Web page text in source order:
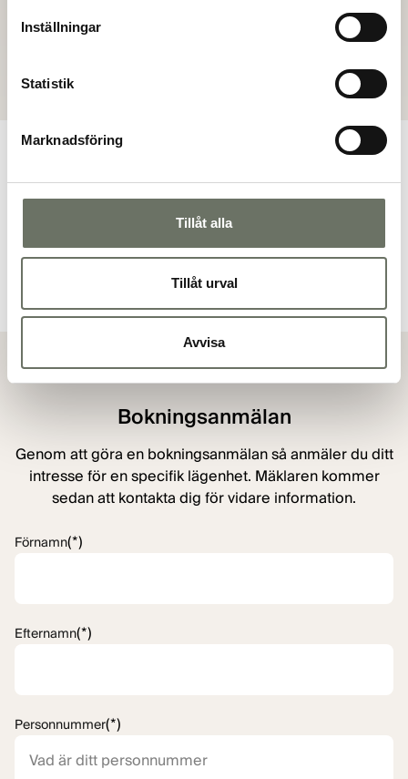
Inställningar
Statistik
Marknadsföring
Tillåt alla
Tillåt urval
Avvisa
Bofaktablad
Planritning
Bokningsanmälan
Genom att göra en bokningsanmälan så anmäler du ditt
intresse för en specifik lägenhet. Mäklaren kommer
sedan att kontakta dig för vidare information.
Förnamn(*)
Efternamn(*)
Personnummer(*)